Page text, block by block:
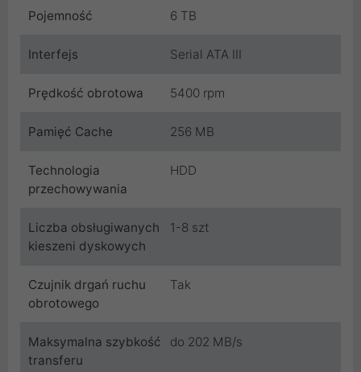
Pojemność 6 TB
Interfejs Serial ATA III
Prędkość obrotowa 5400 rpm
Pamięć Cache 256 MB
Technologia
przechowywania
HDD
Liczba obsługiwanych
kieszeni dyskowych
1-8 szt
Czujnik drgań ruchu
obrotowego
Tak
Maksymalna szybkość
transferu
do 202 MB/s